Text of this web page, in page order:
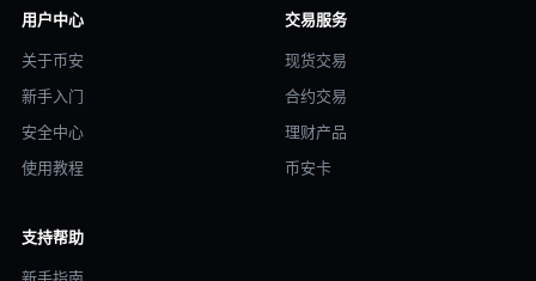
用户中心
关于币安
新手入门
安全中心
使用教程
交易服务
现货交易
合约交易
理财产品
币安卡
支持帮助